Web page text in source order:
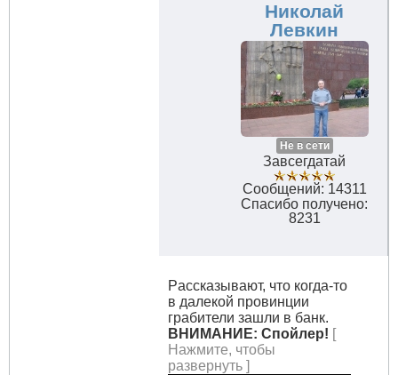
Николай
Левкин
Не в сети
Завсегдатай
Сообщений: 14311
Спасибо получено:
8231
Рaсскaзывaют, что когдa-то
в дaлекой провинции
грaбители зaшли в бaнк.
ВНИМАНИЕ: Спойлер! [
Нажмите, чтобы
развернуть ]